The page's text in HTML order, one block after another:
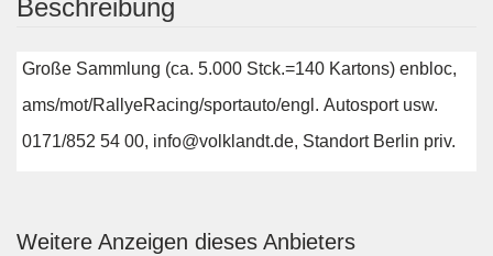
Beschreibung
Große Sammlung (ca. 5.000 Stck.=140 Kartons) enbloc,
ams/mot/RallyeRacing/sportauto/engl. Autosport usw.
0171/852 54 00, info@volklandt.de, Standort Berlin priv.
Weitere Anzeigen dieses Anbieters